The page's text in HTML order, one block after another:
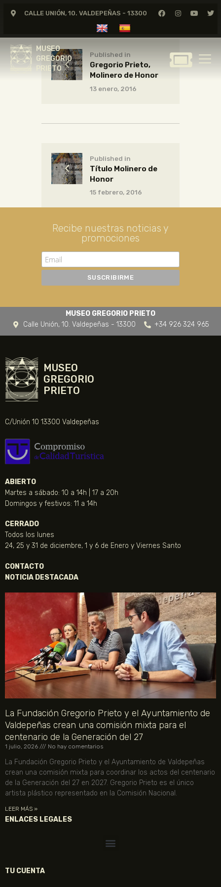
CALLE UNIÓN, 10. VALDEPEÑAS - 13300
MUSEO
GREGORIO
PRIETO
MUSEO
GREGORIO
GREGORIO PRIETO
TIENDA
NOTICIAS
Published in
Gregorio Prieto,
Molinero de Honor
13 enero, 2016
Published in
Título Molinero de
Honor
15 febrero, 2016
Recibe nuestras noticias y
promociones
MUSEO GREGORIO PRIETO
Calle Unión, 10. Valdepeñas - 13300
+34 926 324 965
MUSEO
GREGORIO
PRIETO
C/Unión 10 13300 Valdepeñas
ABIERTO
Martes a sábado: 10 a 14h | 17 a 20h
Domingos y festivos: 11 a 14h
CERRADO
Todos los lunes
24, 25 y 31 de diciembre, 1 y 6 de Enero y Viernes Santo
CONTACTO
NOTICIA DESTACADA
La Fundación Gregorio Prieto y el Ayuntamiento de
Valdepeñas crean una comisión mixta para el
centenario de la Generación del 27
1 julio, 2026 No hay comentarios
La Fundación Gregorio Prieto y el Ayuntamiento de Valdepeñas
crean una comisión mixta para coordinar los actos del centenario
de la Generación del 27 en 2027. Gregorio Prieto es el único
artista plástico representado en la Comisión Nacional.
LEER MÁS »
ENLACES LEGALES
TU CUENTA